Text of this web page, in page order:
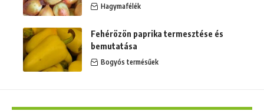
Hagymafélék
Fehérözön paprika termesztése és
bemutatása
Bogyós termésűek